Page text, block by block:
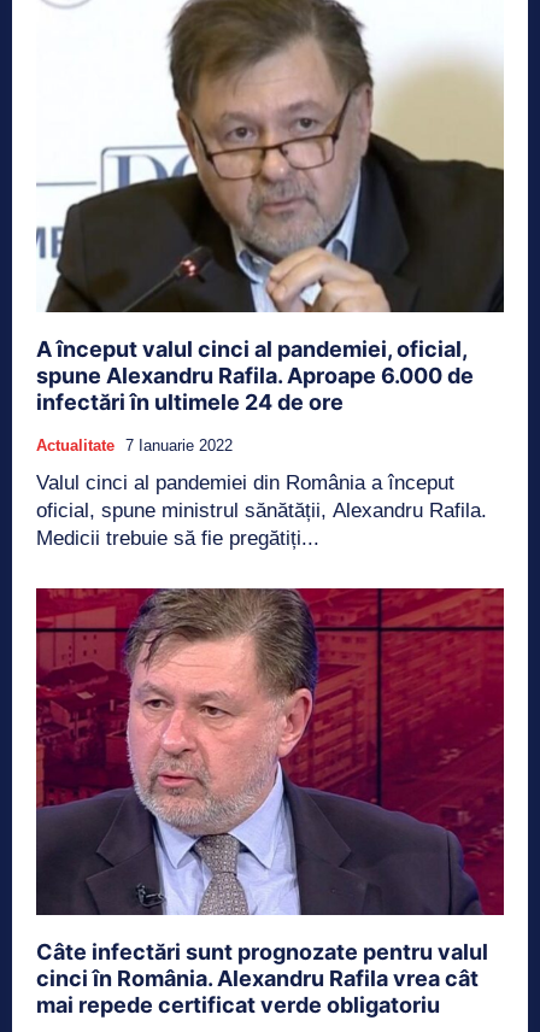
A început valul cinci al pandemiei, oficial,
spune Alexandru Rafila. Aproape 6.000 de
infectări în ultimele 24 de ore
Actualitate 7 Ianuarie 2022
Valul cinci al pandemiei din România a început
oficial, spune ministrul sănătății, Alexandru Rafila.
Medicii trebuie să fie pregătiți...
Câte infectări sunt prognozate pentru valul
cinci în România. Alexandru Rafila vrea cât
mai repede certificat verde obligatoriu